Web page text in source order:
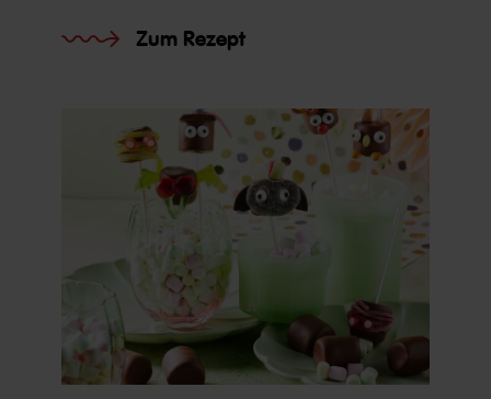
Zum Rezept